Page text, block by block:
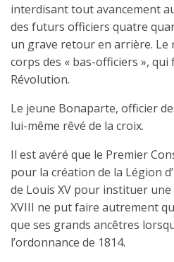
interdisant tout avancement
des futurs officiers quatre
un grave retour en arrière. Le
corps des « bas-officiers », qui
Révolution.
Le jeune Bonaparte, officier
lui-même rêvé de la croix.
Il est avéré que le Premier
pour la création de la Légion
de Louis XV pour instituer une
XVIII ne put faire autrement
que ses grands ancêtres
l’ordonnance de 1814.